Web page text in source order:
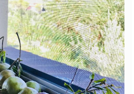
TEAM
COMITATO SCIENTIFICO AUTORI CURATORI
PARTNER COLLABORA CON NOI
EXTRA
PROCEEDINGS PUBBLICITÀ CONTATTI